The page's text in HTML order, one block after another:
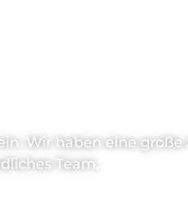
Wir haben eine große
Team.